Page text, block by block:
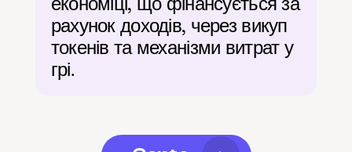
рахунок доходів, через викуп
токенів та механізми витрат у
грі.